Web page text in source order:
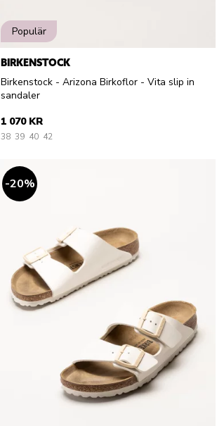
Populär
BIRKENSTOCK
Birkenstock - Arizona Birkoflor - Vita slip in
sandaler
1 070 KR
38 39 40 42
20%